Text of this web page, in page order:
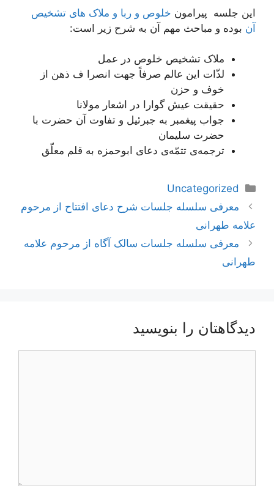
این جلسه پیرامون خلوص و ربا و ملاک های تشخیص
آن بوده و مباحث مهم آن به شرح زیر است:
ملاک تشخیص خلوص در عمل
لذّات این عالم صرفاً جهت انصرا ف ذهن از
خوف و حزن
حقیقت عیش گوارا در اشعار مولانا
جواب پیغمبر به جبرئیل و تفاوت آن حضرت با
حضرت سلیمان
ترجمه‌ی تتمّه‌ی دعای ابوحمزه به قلم معلّق
دسته‌ها
Uncategorized
ناوبری
نوشته‌ها
معرفی سلسله جلسات شرح دعای افتتاح از مرحوم
علامه طهرانی
معرفی سلسله جلسات سالک آگاه از مرحوم علامه
طهرانی
دیدگاهتان را بنویسید